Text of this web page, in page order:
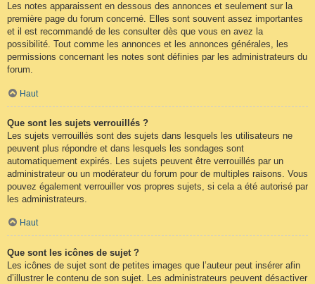
Les notes apparaissent en dessous des annonces et seulement sur la
première page du forum concerné. Elles sont souvent assez importantes
et il est recommandé de les consulter dès que vous en avez la
possibilité. Tout comme les annonces et les annonces générales, les
permissions concernant les notes sont définies par les administrateurs du
forum.
Haut
Que sont les sujets verrouillés ?
Les sujets verrouillés sont des sujets dans lesquels les utilisateurs ne
peuvent plus répondre et dans lesquels les sondages sont
automatiquement expirés. Les sujets peuvent être verrouillés par un
administrateur ou un modérateur du forum pour de multiples raisons. Vous
pouvez également verrouiller vos propres sujets, si cela a été autorisé par
les administrateurs.
Haut
Que sont les icônes de sujet ?
Les icônes de sujet sont de petites images que l’auteur peut insérer afin
d’illustrer le contenu de son sujet. Les administrateurs peuvent désactiver